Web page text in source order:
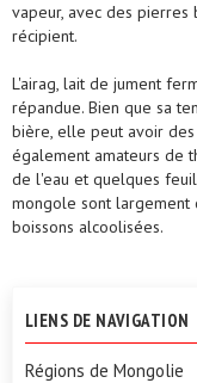
vapeur, avec des
récipient.
L'airag, lait de jument
répandue. Bien que sa
bière, elle peut avoir
également amateurs de
de l'eau et quelques
mongole sont
boissons alcoolisées.
LIENS DE NAVIGATION
Régions de Mongolie